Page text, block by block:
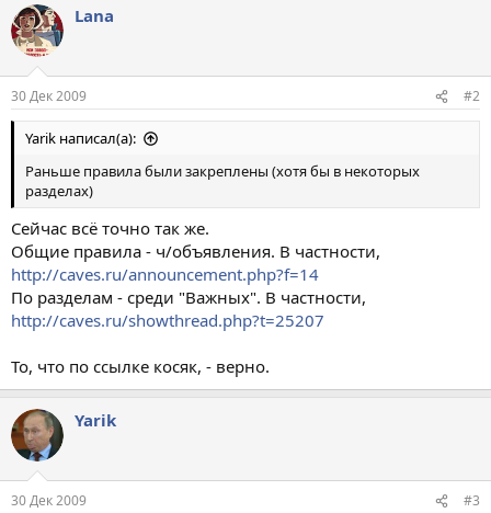
Lana
30 Дек 2009 #2
Yarik написал(а):
Раньше правила были закреплены (хотя бы в некоторых
разделах)
Сейчас всё точно так же.
Общие правила - ч/объявления. В частности,
http://caves.ru/announcement.php?f=14
По разделам - среди "Важных". В частности,
http://caves.ru/showthread.php?t=25207
То, что по ссылке косяк, - верно.
Yarik
30 Дек 2009 #3